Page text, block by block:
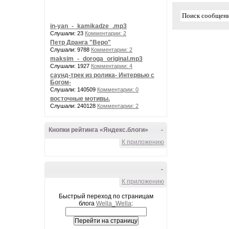
in-yan_-_kamikadze_.mp3
Слушали: 23 Комментарии: 2
Петр Дранга "Веро"
Слушали: 9788 Комментарии: 2
maksim_-_doroga_original.mp3
Слушали: 1927 Комментарии: 4
саунд-трек из ролика- Интервью с
Богом-
Слушали: 140509 Комментарии: 0
восточные мотивы.
Слушали: 240128 Комментарии: 2
-
Кнопки рейтинга «Яндекс.блоги»
К приложению
-
К приложению
Быстрый переход по страницам
блога Wella_Wella: